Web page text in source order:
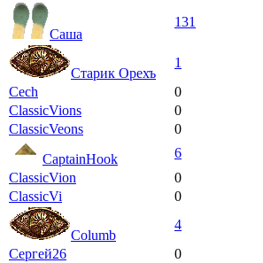
Саша
131
Старик Орехъ
1
Cech
0
ClassicVions
0
ClassicVeons
0
CaptainHook
6
ClassicVion
0
ClassicVi
0
Columb
4
Сергей26
0